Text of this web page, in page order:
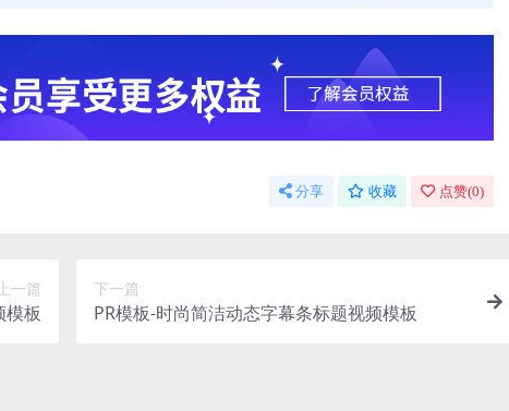
分享 收藏 点赞(0)
上一篇
模板
下一篇
PR模板-时尚简洁动态字幕条标题视频模板